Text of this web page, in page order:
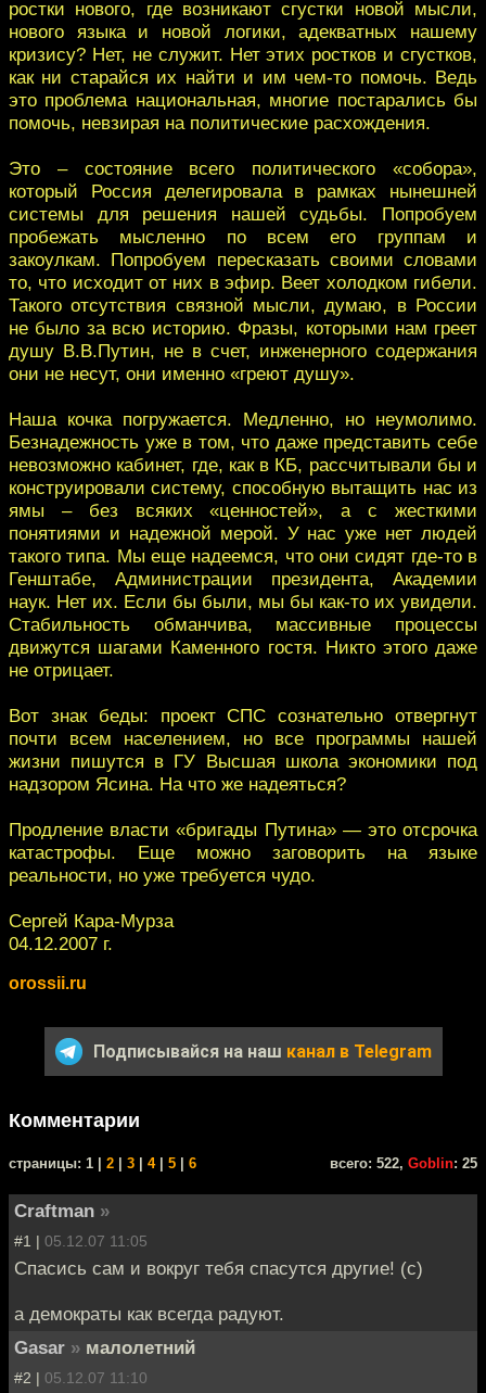
ростки нового, где возникают сгустки новой мысли,
нового языка и новой логики, адекватных нашему
кризису? Нет, не служит. Нет этих ростков и сгустков,
как ни старайся их найти и им чем-то помочь. Ведь
это проблема национальная, многие постарались бы
помочь, невзирая на политические расхождения.
Это – состояние всего политического «собора»,
который Россия делегировала в рамках нынешней
системы для решения нашей судьбы. Попробуем
пробежать мысленно по всем его группам и
закоулкам. Попробуем пересказать своими словами
то, что исходит от них в эфир. Веет холодком гибели.
Такого отсутствия связной мысли, думаю, в России
не было за всю историю. Фразы, которыми нам греет
душу В.В.Путин, не в счет, инженерного содержания
они не несут, они именно «греют душу».
Наша кочка погружается. Медленно, но неумолимо.
Безнадежность уже в том, что даже представить себе
невозможно кабинет, где, как в КБ, рассчитывали бы и
конструировали систему, способную вытащить нас из
ямы – без всяких «ценностей», а с жесткими
понятиями и надежной мерой. У нас уже нет людей
такого типа. Мы еще надеемся, что они сидят где-то в
Генштабе, Администрации президента, Академии
наук. Нет их. Если бы были, мы бы как-то их увидели.
Стабильность обманчива, массивные процессы
движутся шагами Каменного гостя. Никто этого даже
не отрицает.
Вот знак беды: проект СПС сознательно отвергнут
почти всем населением, но все программы нашей
жизни пишутся в ГУ Высшая школа экономики под
надзором Ясина. На что же надеяться?
Продление власти «бригады Путина» — это отсрочка
катастрофы. Еще можно заговорить на языке
реальности, но уже требуется чудо.
Сергей Кара-Мурза
04.12.2007 г.
orossii.ru
Подписывайся на наш канал в Telegram
Комментарии
cтраницы: 1 | 2 3 4| 5 6 всего: 522, Goblin: 25
Craftman »
#1 | 05.12.07 11:05
Спасись сам и вокруг тебя спасутся другие! (с)
а демократы как всегда радуют.
Gasar » малолетний
#2 | 05.12.07 11:10